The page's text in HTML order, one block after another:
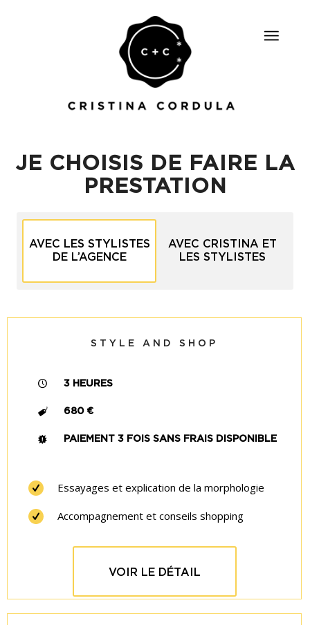
JE CHOISIS DE FAIRE LA
PRESTATION
AVEC LES STYLISTES
DE L’AGENCE
AVEC CRISTINA ET
LES STYLISTES
STYLE AND SHOP
3 HEURES
680 €
PAIEMENT 3 FOIS SANS FRAIS DISPONIBLE
Essayages et explication de la morphologie
Accompagnement et conseils shopping
VOIR LE DÉTAIL